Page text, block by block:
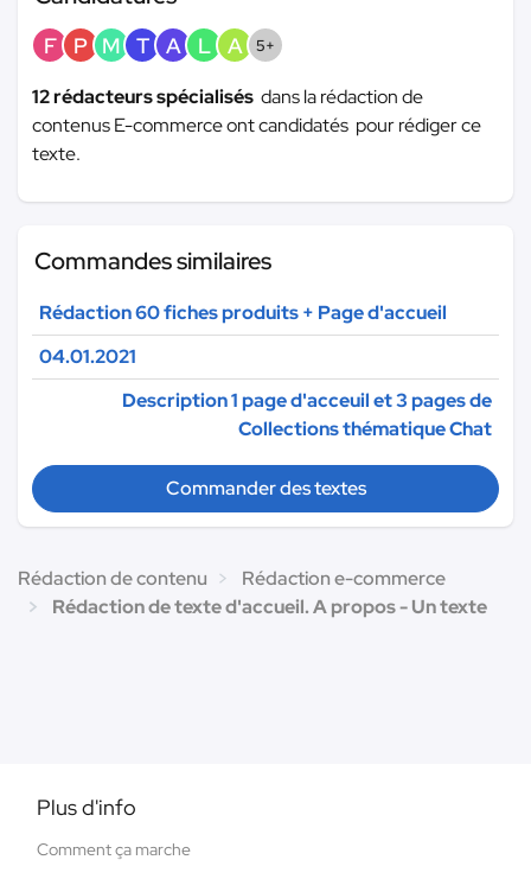
F P M T A L A 5+
12 rédacteurs spécialisés dans la rédaction de
contenus E-commerce ont candidatés pour rédiger ce
texte.
Commandes similaires
Rédaction 60 fiches produits + Page d'accueil
04.01.2021
Description 1 page d'acceuil et 3 pages de
Collections thématique Chat
Commander des textes
Rédaction de contenu
Rédaction e-commerce
Rédaction de texte d'accueil. A propos - Un texte
Plus d'info
Comment ça marche